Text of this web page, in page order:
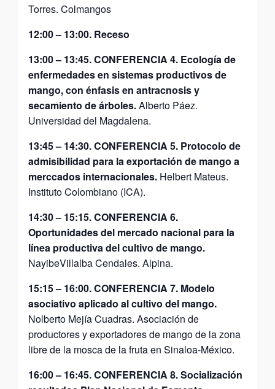
Torres. Colmangos
12:00 – 13:00. Receso
13:00 – 13:45. CONFERENCIA 4. Ecología de
enfermedades en sistemas productivos de
mango, con énfasis en antracnosis y
secamiento de árboles.Alberto Páez.
Universidad del Magdalena.
13:45 – 14:30. CONFERENCIA 5. Protocolo de
admisibilidad para la exportación de mango a
merccados internacionales. Helbert Mateus.
Instituto Colombiano (ICA).
14:30 – 15:15. CONFERENCIA 6.
Oportunidadesdel mercado nacional para la
línea productivadel cultivo de mango.
NayibeVillalba Cendales. Alpina.
15:15 – 16:00. CONFERENCIA 7. Modelo
asociativo aplicado al cultivo del mango.
Nolberto Mejía Cuadras. Asociación de
productores y exportadores de mango de la zona
libre de la mosca de la fruta en Sinaloa-México.
16:00 – 16:45. CONFERENCIA 8. Socialización